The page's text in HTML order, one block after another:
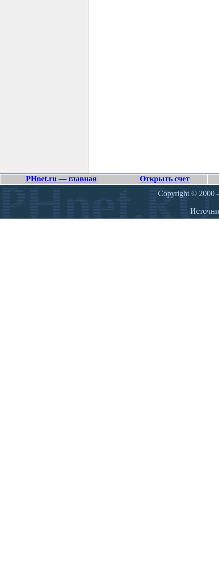
PHnet.ru — главная
Открыть счет
Copyright © 2000